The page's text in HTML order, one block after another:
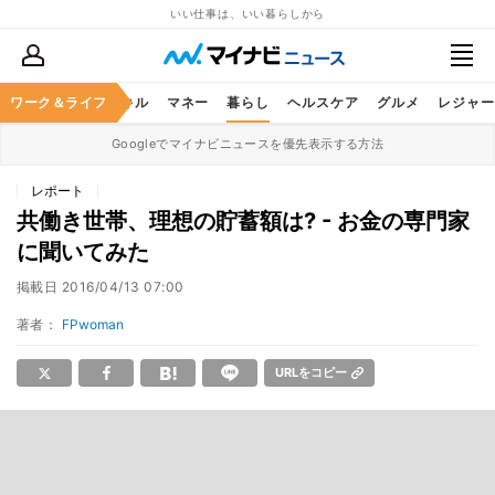
いい仕事は、いい暮らしから
ワーク＆ライフ
ア ビジネススキル マネー 暮らし ヘルスケア グルメ レジャー
Googleでマイナビニュースを優先表示する方法
レポート
共働き世帯、理想の貯蓄額は? - お金の専門家
に聞いてみた
掲載日 2016/04/13 07:00
著者： FPwoman
URLをコピー